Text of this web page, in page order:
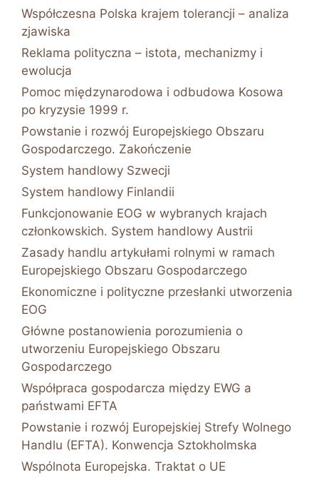
Współczesna Polska krajem tolerancji – analiza
zjawiska
Reklama polityczna – istota, mechanizmy i
ewolucja
Pomoc międzynarodowa i odbudowa Kosowa
po kryzysie 1999 r.
Powstanie i rozwój Europejskiego Obszaru
Gospodarczego. Zakończenie
System handlowy Szwecji
System handlowy Finlandii
Funkcjonowanie EOG w wybranych krajach
członkowskich. System handlowy Austrii
Zasady handlu artykułami rolnymi w ramach
Europejskiego Obszaru Gospodarczego
Ekonomiczne i polityczne przesłanki utworzenia
EOG
Główne postanowienia porozumienia o
utworzeniu Europejskiego Obszaru
Gospodarczego
Współpraca gospodarcza między EWG a
państwami EFTA
Powstanie i rozwój Europejskiej Strefy Wolnego
Handlu (EFTA). Konwencja Sztokholmska
Wspólnota Europejska. Traktat o UE